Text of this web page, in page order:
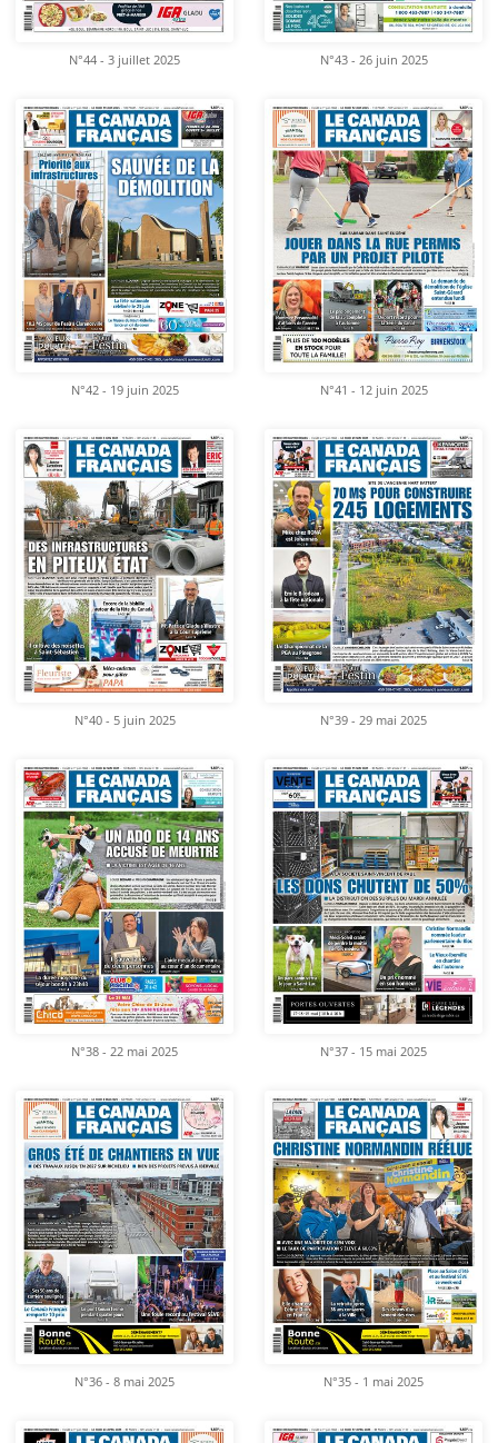
N°44 - 3 juillet 2025 N°43 - 26 juin 2025
N°42 - 19 juin 2025 N°41 - 12 juin 2025
N°40 - 5 juin 2025 N°39 - 29 mai 2025
N°38 - 22 mai 2025 N°37 - 15 mai 2025
N°36 - 8 mai 2025 N°35 - 1 mai 2025